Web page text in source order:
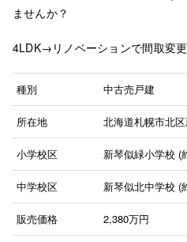
ませんか？
4LDK→リノベーションで間取変
種別 中古売戸建
所在地 北海道札幌市北
小学校区 新琴似緑小学校 (
中学校区 新琴似北中学校 (
販売価格 2,380万円